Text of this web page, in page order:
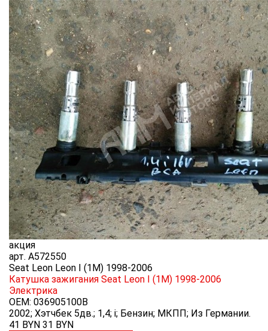
акция
арт. A572550
Seat Leon Leon I (1M) 1998-2006
Катушка зажигания Seat Leon I (1M) 1998-2006
Электрика
OEM: 036905100B
2002; Хэтчбек 5дв.; 1,4; i; Бензин; МКПП; Из Германии.
41 BYN 31 BYN